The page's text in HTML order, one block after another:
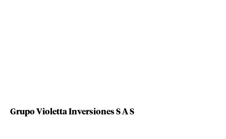
Grupo Violetta Inversiones S A S